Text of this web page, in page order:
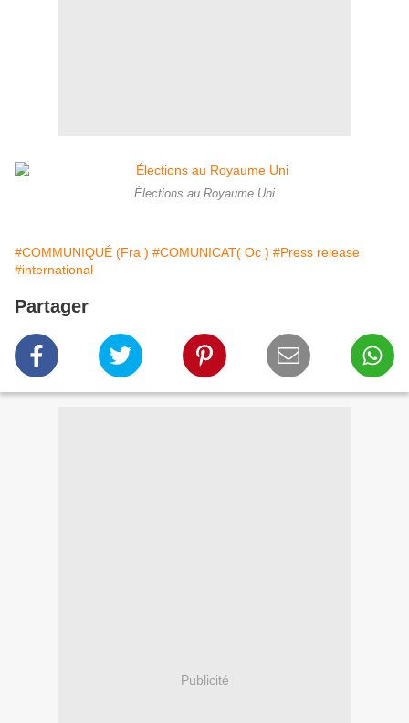
Élections au Royaume Uni
#COMMUNIQUÉ (Fra ) #COMUNICAT( Oc ) #Press release
#international
Partager
Publicité